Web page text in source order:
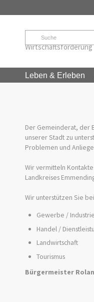
Startseite
Wirtschaftsförderung
Leben & Erleben
Der Gemeinderat, der
unserer Stadt zu
Problemen und
Wir vermitteln
Landkreises
Wir unterstützen Sie
Gewerbe / Industrie
Handel /
Landwirtschaft
Tourismus
Bürgermeister